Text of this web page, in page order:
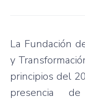
La Fundación
y
principios del
presencia